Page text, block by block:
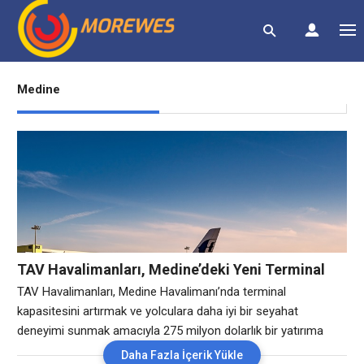
Medine
TAV Havalimanları, Medine’deki Yeni Terminal
Yatırımına Başlıyor
TAV Havalimanları, Medine Havalimanı’nda terminal
kapasitesini artırmak ve yolculara daha iyi bir seyahat
deneyimi sunmak amacıyla 275 milyon dolarlık bir yatırıma
başlıyor. Geçtiğimiz yıl 9,4 milyon yolcuya hizmet veren
Daha Fazla İçerik Yükle